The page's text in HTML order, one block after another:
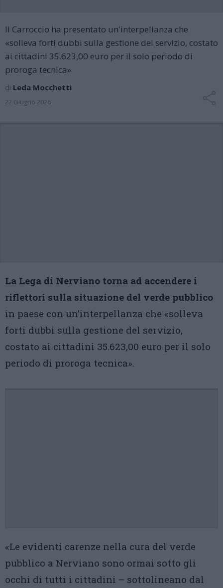
Il Carroccio ha presentato un'interpellanza che
«solleva forti dubbi sulla gestione del servizio, costato
ai cittadini 35.623,00 euro per il solo periodo di
proroga tecnica»
di Leda Mocchetti
22 Giugno 2026
La Lega di Nerviano torna ad accendere i
riflettori sulla situazione del verde pubblico
in paese con un’interpellanza che «solleva
forti dubbi sulla gestione del servizio,
costato ai cittadini 35.623,00 euro per il solo
periodo di proroga tecnica».
«Le evidenti carenze nella cura del verde
pubblico a Nerviano sono ormai sotto gli
occhi di tutti i cittadini – sottolineano dal